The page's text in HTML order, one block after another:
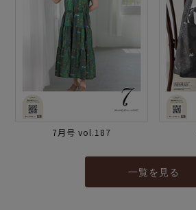
7月号 vol.187
一覧を見る